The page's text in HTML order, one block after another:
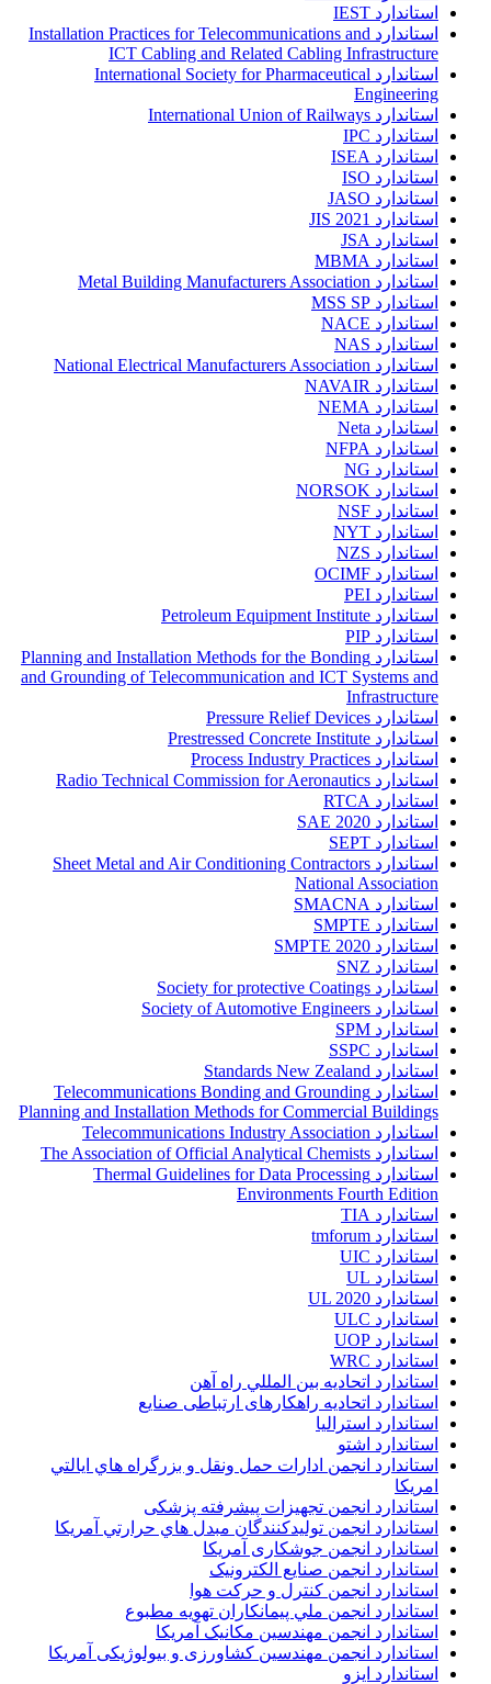
استاندارد IEST
استاندارد Installation Practices for Telecommunications and
ICT Cabling and Related Cabling Infrastructure
استاندارد International Society for Pharmaceutical
Engineering
استاندارد International Union of Railways
استاندارد IPC
استاندارد ISEA
استاندارد ISO
استاندارد JASO
استاندارد JIS 2021
استاندارد JSA
استاندارد MBMA
استاندارد Metal Building Manufacturers Association
استاندارد MSS SP
استاندارد NACE
استاندارد NAS
استاندارد National Electrical Manufacturers Association
استاندارد NAVAIR
استاندارد NEMA
استاندارد Neta
استاندارد NFPA
استاندارد NG
استاندارد NORSOK
استاندارد NSF
استاندارد NYT
استاندارد NZS
استاندارد OCIMF
استاندارد PEI
استاندارد Petroleum Equipment Institute
استاندارد PIP
استاندارد Planning and Installation Methods for the Bonding
and Grounding of Telecommunication and ICT Systems and
Infrastructure
استاندارد Pressure Relief Devices
استاندارد Prestressed Concrete Institute
استاندارد Process Industry Practices
استاندارد Radio Technical Commission for Aeronautics
استاندارد RTCA
استاندارد SAE 2020
استاندارد SEPT
استاندارد Sheet Metal and Air Conditioning Contractors
National Association
استاندارد SMACNA
استاندارد SMPTE
استاندارد SMPTE 2020
استاندارد SNZ
استاندارد Society for protective Coatings
استاندارد Society of Automotive Engineers
استاندارد SPM
استاندارد SSPC
استاندارد Standards New Zealand
استاندارد Telecommunications Bonding and Grounding
Planning and Installation Methods for Commercial Buildings
استاندارد Telecommunications Industry Association
استاندارد The Association of Official Analytical Chemists
استاندارد Thermal Guidelines for Data Processing
Environments Fourth Edition
استاندارد TIA
استاندارد tmforum
استاندارد UIC
استاندارد UL
استاندارد UL 2020
استاندارد ULC
استاندارد UOP
استاندارد WRC
استاندارد اتحاديه بين المللي راه آهن
استاندارد اتحادیه راهکارهای ارتباطی صنایع
استاندارد استرالیا
استاندارد اشتو
استاندارد انجمن ادارات حمل ونقل و بزرگراه هاي ايالتي
امريکا
استاندارد انجمن تجهیزات پیشرفته پزشکی
استاندارد انجمن توليدکنندگان مبدل هاي حرارتي آمريکا
استاندارد انجمن جوشکاری آمریکا
استاندارد انجمن صنايع الکترونيک
استاندارد انجمن کنترل و حرکت هوا
استاندارد انجمن ملي پيمانکاران تهويه مطبوع
استاندارد انجمن مهندسين مکانيک آمريکا
استاندارد انجمن مهندسین کشاورزی و بیولوژیکی آمریکا
استاندارد ایزو